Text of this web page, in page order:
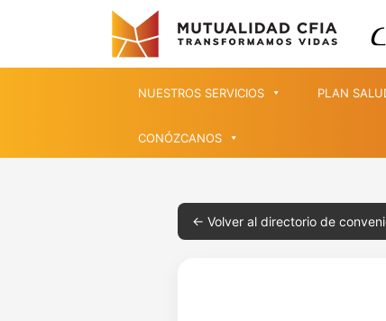
NUESTROS SERVICIOS PLAN
CONÓZCANOS
← Volver al directorio de